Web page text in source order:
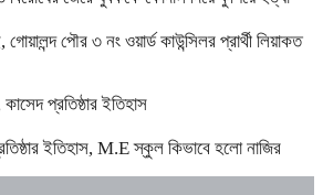
পৌর ৩ নং ওয়ার্ড কাউন্সিলর প্রার্থী লিয়াকত
প্রতিষ্ঠার ইতিহাস
ইতিহাস, M.E স্কুল কিভাবে হলো নাজির